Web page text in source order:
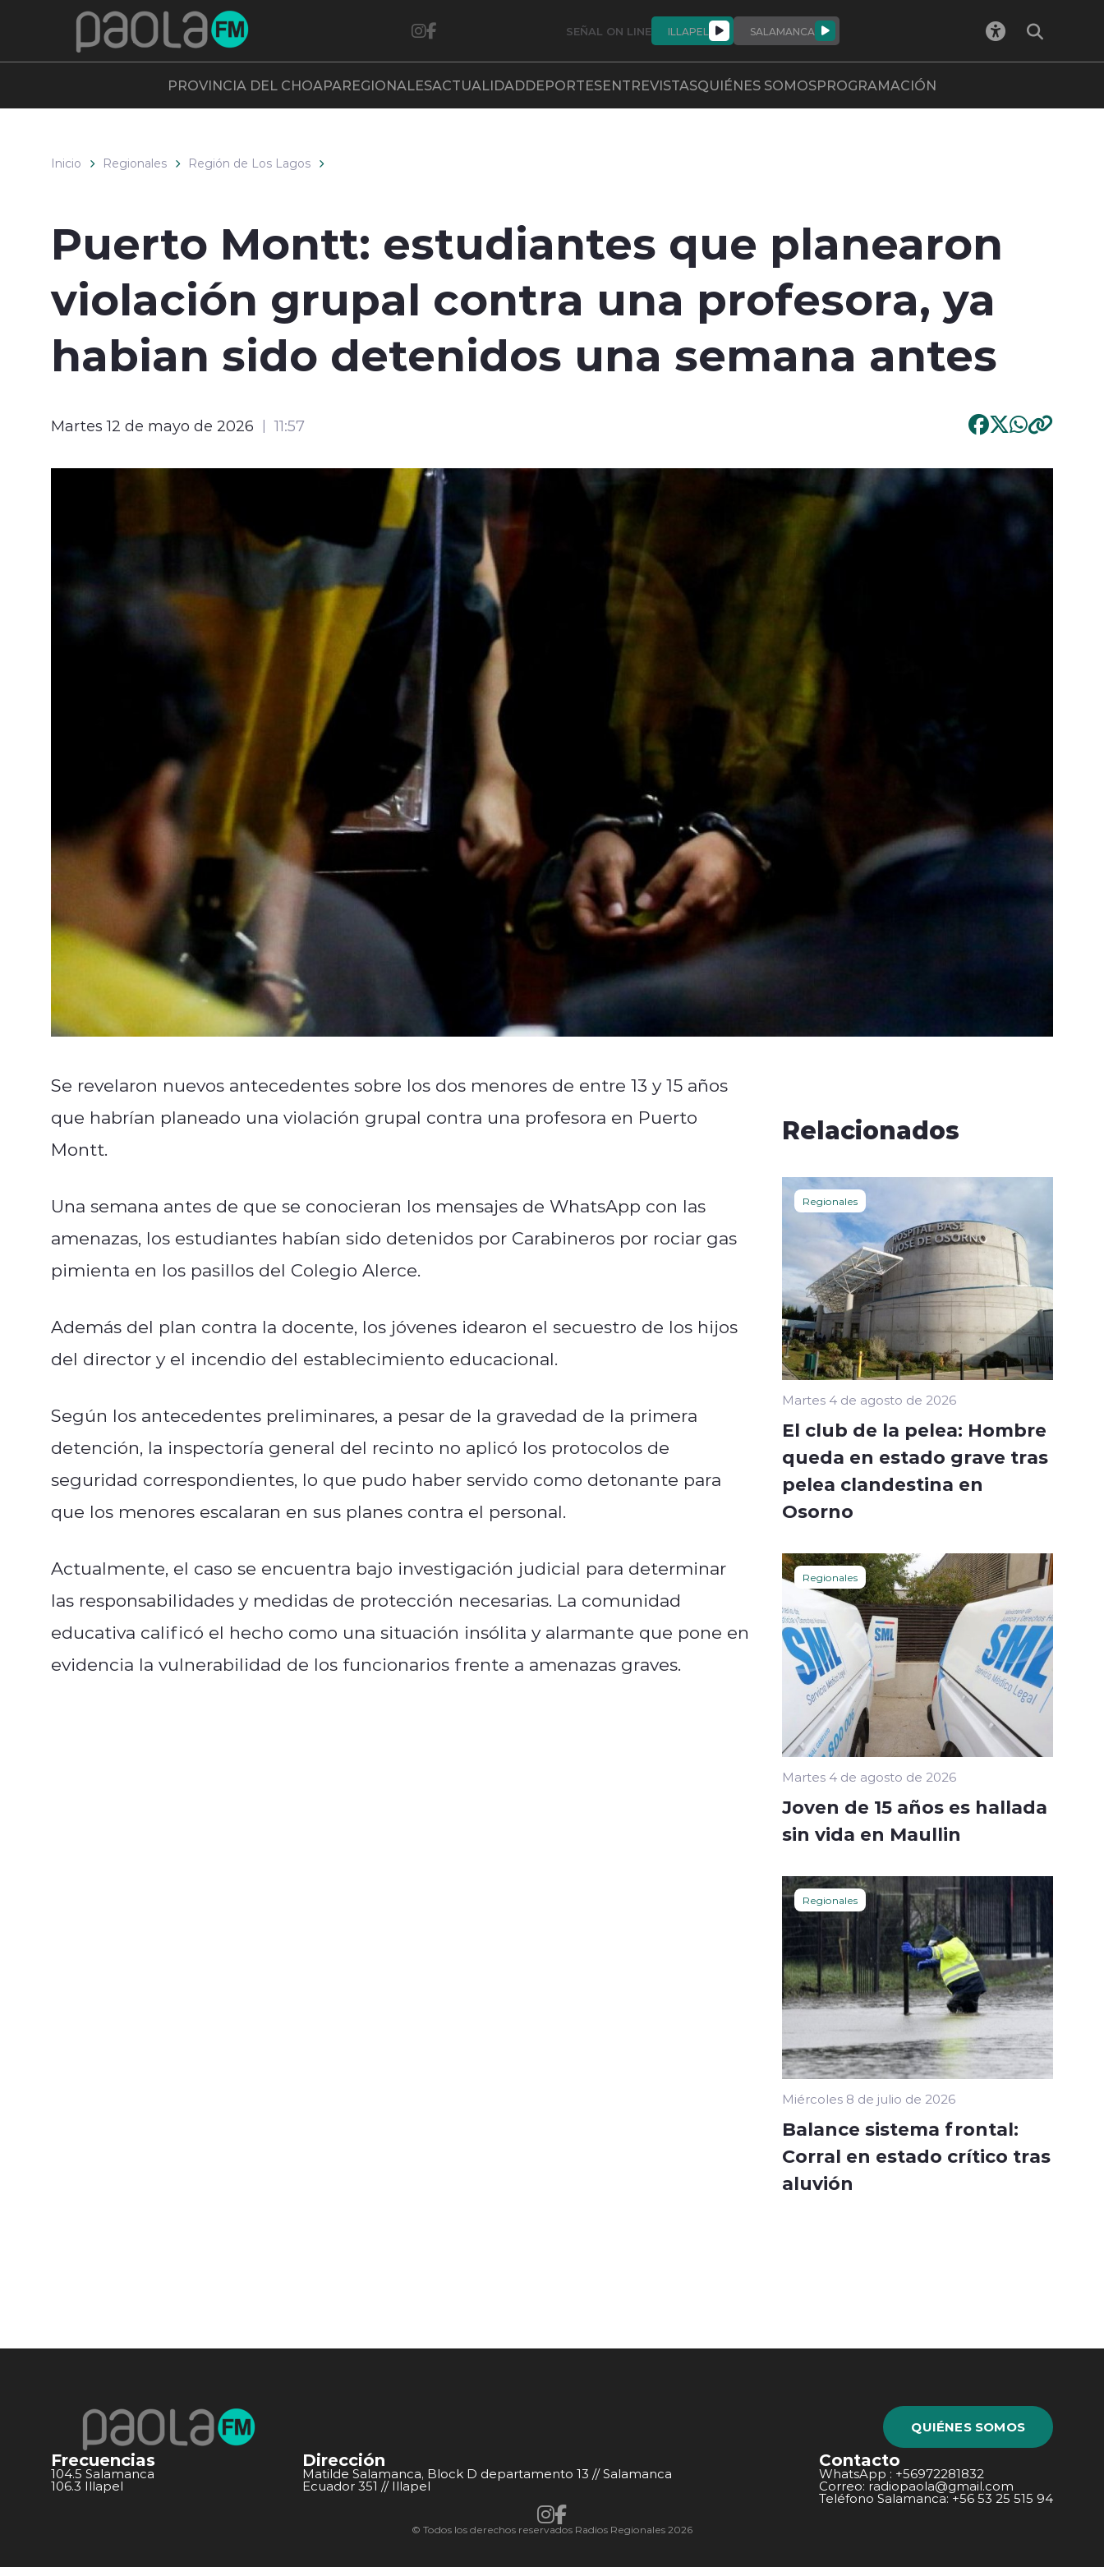
SEÑAL ON LINE ILLAPEL SALAMANCA
PROVINCIA DEL CHOAPAREGIONALESACTUALIDADDEPORTESENTREVISTASQUIÉNES SOMOSPROGRAMACIÓN
Inicio Regionales Región de Los Lagos
Puerto Montt: estudiantes que planearon
violación grupal contra una profesora, ya
habian sido detenidos una semana antes
Martes 12 de mayo de 2026 11:57
Se revelaron nuevos antecedentes sobre los dos menores de entre 13 y 15 años
que habrían planeado una violación grupal contra una profesora en Puerto
Montt.
Una semana antes de que se conocieran los mensajes de WhatsApp con las
amenazas, los estudiantes habían sido detenidos por Carabineros por rociar gas
pimienta en los pasillos del Colegio Alerce.
Además del plan contra la docente, los jóvenes idearon el secuestro de los hijos
del director y el incendio del establecimiento educacional.
Según los antecedentes preliminares, a pesar de la gravedad de la primera
detención, la inspectoría general del recinto no aplicó los protocolos de
seguridad correspondientes, lo que pudo haber servido como detonante para
que los menores escalaran en sus planes contra el personal.
Actualmente, el caso se encuentra bajo investigación judicial para determinar
las responsabilidades y medidas de protección necesarias. La comunidad
educativa calificó el hecho como una situación insólita y alarmante que pone en
evidencia la vulnerabilidad de los funcionarios frente a amenazas graves.
Relacionados
Regionales
Martes 4 de agosto de 2026
El club de la pelea: Hombre
queda en estado grave tras
pelea clandestina en
Osorno
Regionales
Martes 4 de agosto de 2026
Joven de 15 años es hallada
sin vida en Maullin
Regionales
Miércoles 8 de julio de 2026
Balance sistema frontal:
Corral en estado crítico tras
aluvión
QUIÉNES SOMOS
Frecuencias
104.5 Salamanca
106.3 Illapel
Dirección
Matilde Salamanca, Block D departamento 13 // Salamanca
Ecuador 351 // Illapel
Contacto
WhatsApp : +56972281832
Correo: radiopaola@gmail.com
Teléfono Salamanca: +56 53 25 515 94
© Todos los derechos reservados Radios Regionales 2026